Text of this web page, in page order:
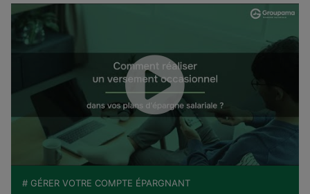
# GÉRER VOTRE COMPTE ÉPARGNANT